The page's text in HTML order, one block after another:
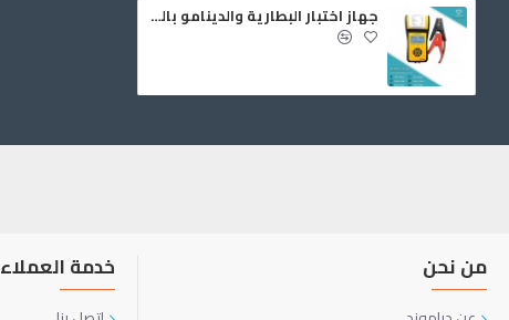
جهاز اختبار البطارية والدينامو بالطابعة
من نحن خدمة العملاء